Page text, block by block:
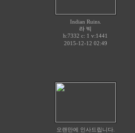
Indian Ruins.
라 빅
h:7332 c: 1 v:1441
2015-12-12 02:49
오랜만에 인사드립니다.